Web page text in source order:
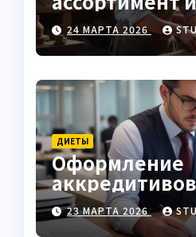
24 МАРТА 2026
ДИЕТЫ
Оформление
торговле
23 МАРТА 2026